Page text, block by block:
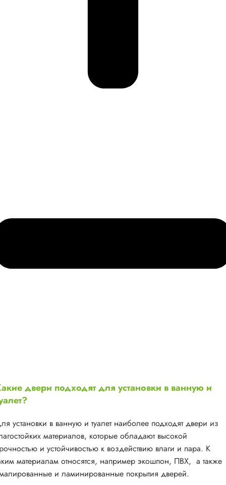
двери подходят для установки в ванную и
установки в ванную и туалет наиболее подходят двери из
материалов, которые обладают высокой
и устойчивостью к воздействию влаги и пара. К
материалам относятся, например экошпон, ПВХ, а также
и ламинированные покрытия дверей.